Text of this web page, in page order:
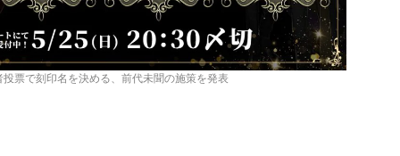
投票で刻印名を決める、前代未聞の施策を発表